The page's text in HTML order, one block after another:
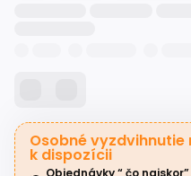
Osobné vyzdvihnutie
k dispozícii
Objednávky “ čo